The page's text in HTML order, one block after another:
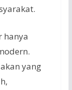
hanya
yang